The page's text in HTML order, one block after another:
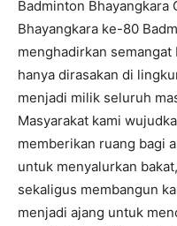
Badminton Bhayangkara
Bhayangkara ke-80
menghadirkan
hanya dirasakan di
menjadi milik seluruh
Masyarakat kami
memberikan ruang bagi
untuk menyalurkan
sekaligus membangun
menjadi ajang untuk